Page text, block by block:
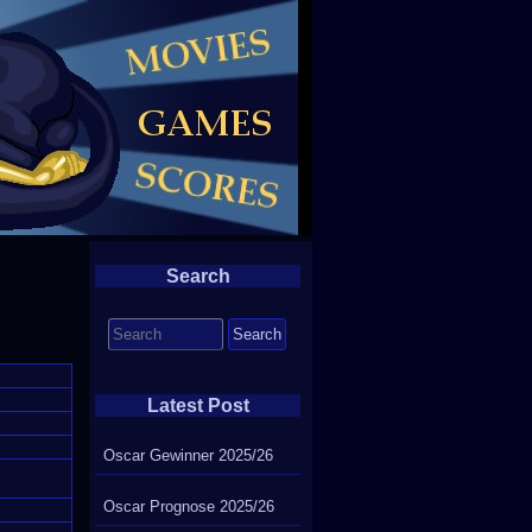
Search
for:
Latest Post
Oscar Gewinner 2025/26
Oscar Prognose 2025/26